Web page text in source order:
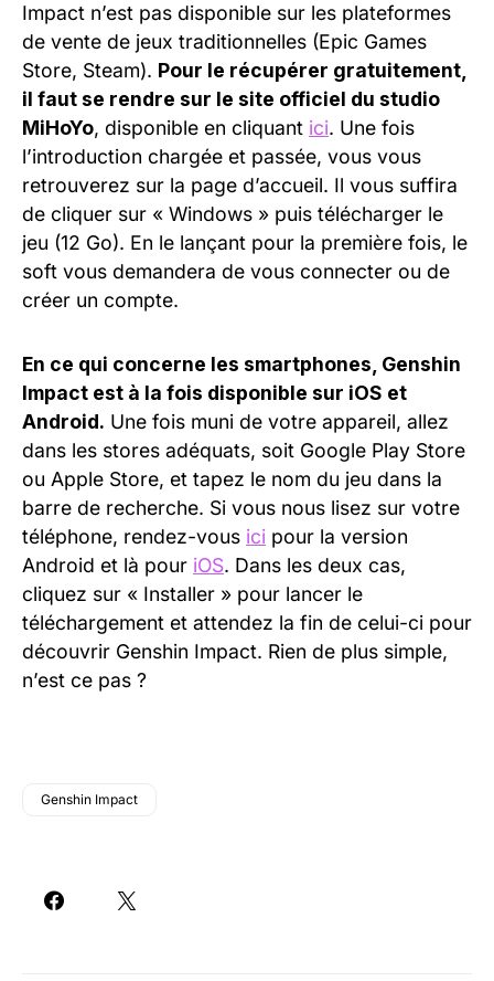
Impact n’est pas disponible sur les plateformes
de vente de jeux traditionnelles (Epic Games
Store, Steam). Pour le récupérer gratuitement,
il faut se rendre sur le site officiel du studio
MiHoYo, disponible en cliquant ici. Une fois
l’introduction chargée et passée, vous vous
retrouverez sur la page d’accueil. Il vous suffira
de cliquer sur « Windows » puis télécharger le
jeu (12 Go). En le lançant pour la première fois, le
soft vous demandera de vous connecter ou de
créer un compte.
En ce qui concerne les smartphones, Genshin
Impact est à la fois disponible sur iOS et
Android. Une fois muni de votre appareil, allez
dans les stores adéquats, soit Google Play Store
ou Apple Store, et tapez le nom du jeu dans la
barre de recherche. Si vous nous lisez sur votre
téléphone, rendez-vous ici pour la version
Android et là pour iOS. Dans les deux cas,
cliquez sur « Installer » pour lancer le
téléchargement et attendez la fin de celui-ci pour
découvrir Genshin Impact. Rien de plus simple,
n’est ce pas ?
Genshin Impact